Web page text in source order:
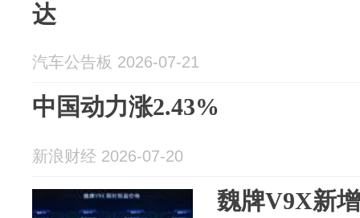
达
汽车公告板 2026-07-21
中国动力涨2.43%
新浪财经 2026-07-20
魏牌V9X新